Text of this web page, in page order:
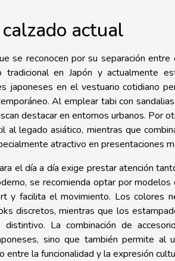
actual
se reconocen por su separación
en Japón y actualmente
japoneses en el vestuario cotidiano
Al emplear tabi con
destacar en entornos urbanos. Por
al legado asiático, mientras que
atractivo en presentaciones
el día a día exige prestar atención
se recomienda optar por
y facilita el movimiento. Los colores
discretos, mientras que los
La combinación de
sino que también permite al
entre la funcionalidad y la expresión